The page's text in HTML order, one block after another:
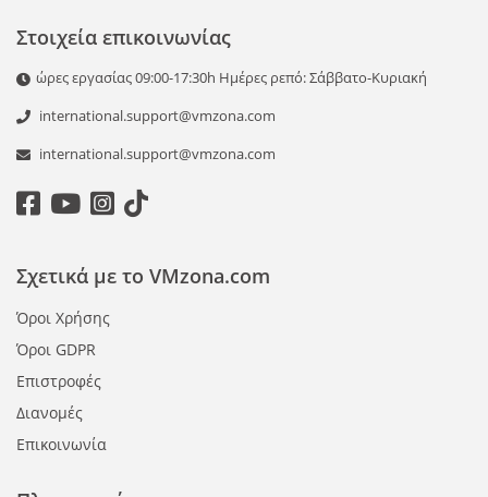
Στοιχεία επικοινωνίας
ώρες εργασίας 09:00-17:30h Ημέρες ρεπό: Σάββατο-Κυριακή
international.support@vmzona.com
international.support@vmzona.com
Σχετικά με το VMzona.com
Όροι Χρήσης
Όροι GDPR
Επιστροφές
Διανομές
Επικοινωνία